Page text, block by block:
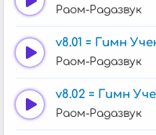
Раом-Радазвук
Раом-Радазвук
Раом-Радазвук